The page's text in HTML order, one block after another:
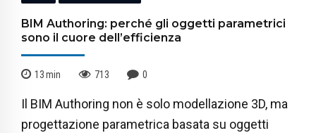
BIM Authoring: perché gli oggetti parametrici
sono il cuore dell’efficienza
13min 713 0
Il BIM Authoring non è solo modellazione 3D, ma
progettazione parametrica basata su oggetti